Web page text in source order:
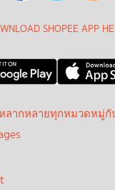
SHOPEE APP
ลากหลายทุกหมวดหมู่กั